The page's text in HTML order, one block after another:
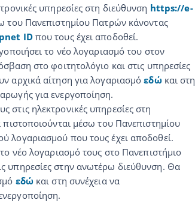
υπηρεσίες στη διεύθυνση https://e-
του Πανεπιστημίου Πατρών κάνοντας
IDπου τους έχει αποδοθεί.
το νέο λογαριασμό του στον
στο φοιτητολόγιο και στις υπηρεσίες
αρχικά αίτηση για λογαριασμόεδώκαι στη
για ενεργοποίηση.
στις ηλεκτρονικές υπηρεσίες στη
πιστοποιούνται μέσω του Πανεπιστημίου
λογαριασμού που τους έχει αποδοθεί.
νέο λογαριασμό τους στο Πανεπιστήμιο
υπηρεσίες στην ανωτέρω διεύθυνση. Θα
εδώκαι στη συνέχεια να